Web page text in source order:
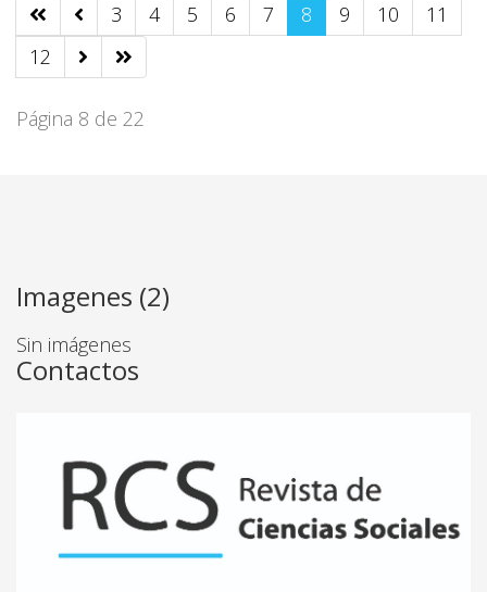
3 4 5 6 7 8 9 10
11
12
Página 8 de 22
Imagenes (2)
Sin imágenes
Contactos